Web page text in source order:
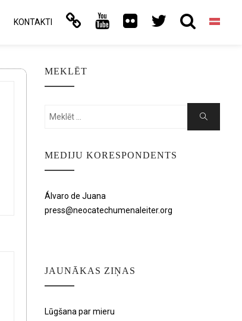
KONTAKTI
MEKLĒT
Search
Search
MEDIJU KORESPONDENTS
Álvaro de Juana
press@neocatechumenaleiter.org
JAUNĀKAS ZIŅAS
Lūgšana par mieru